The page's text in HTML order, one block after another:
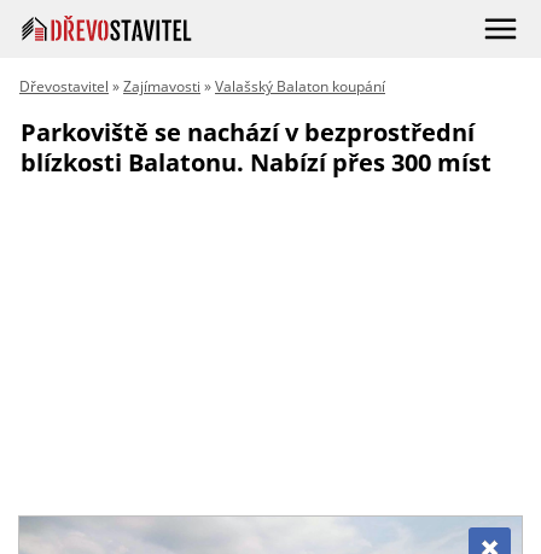
Dřevostavitel »Zajímavosti »Valašský Balaton koupání
Parkoviště se nachází v bezprostřední
blízkosti Balatonu. Nabízí přes 300 míst